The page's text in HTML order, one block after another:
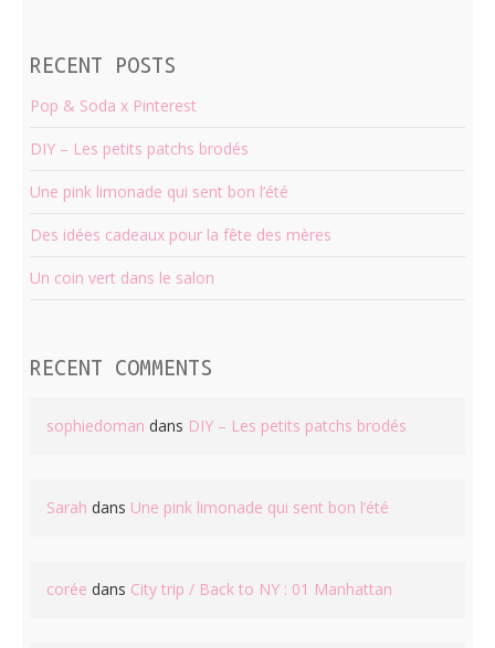
RECENT POSTS
Pop & Soda x Pinterest
DIY – Les petits patchs brodés
Une pink limonade qui sent bon l’été
Des idées cadeaux pour la fête des mères
Un coin vert dans le salon
RECENT COMMENTS
sophiedoman dans DIY – Les petits patchs brodés
Sarah dans Une pink limonade qui sent bon l’été
corée dans City trip / Back to NY : 01 Manhattan